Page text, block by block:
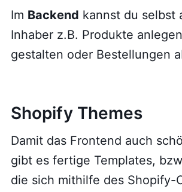
Im Backend kannst du selbst
Inhaber z.B. Produkte
gestalten oder Bestellungen
Shopify Themes
Damit das Frontend auch
gibt es fertige Templates,
die sich mithilfe des Shopify-